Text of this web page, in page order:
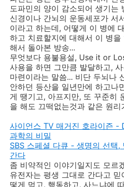
도파민의 양이 감소되어 생기는
신경이나 간뇌의 운동세포가 서
이라고 하는데, 어떻게 이 병에
하고 치료할지에 대해서 이 병
해서 돌아본 방송...
무엇보다 용불용설, Use it or
사용을 하면 그만큼 발달하고,
마련이라는 말씀... 비단 두뇌나
안하던 등산을 일년만에 하고나
게 땡기고, 아프지만, 또 꾸준히
을 해도 끄떡없는것과 같은 원리
사이언스 TV 매거진 호라이즌 -
과학의 비밀
SBS 스페셜 다큐 - 생명의 선택,
간다
좀 비약적인 이야기일지도 모르
유전자는 평생 그대로 간다고
떻게 먹고, 행동하고, 사느냐에